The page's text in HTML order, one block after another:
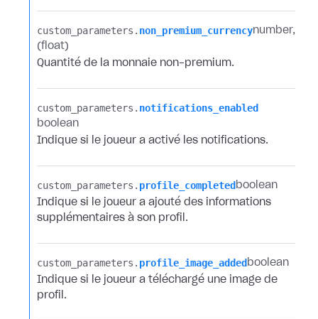
custom_parameters.​ non_premium_currencynumber
(float)
Quantité de la monnaie non-premium.
custom_parameters.​ notifications_enabled
boolean
Indique si le joueur a activé les notifications.
custom_parameters.​ profile_completed boolean
Indique si le joueur a ajouté des informations
supplémentaires à son profil.
custom_parameters.​ profile_image_added boolean
Indique si le joueur a téléchargé une image de
profil.